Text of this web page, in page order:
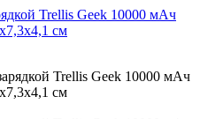
Trellis Geek 10000 мАч
см